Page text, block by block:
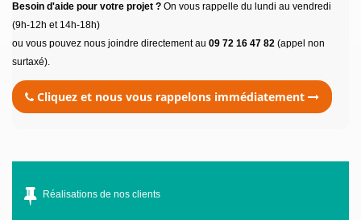
Besoin d'aide pour votre projet ? On vous rappelle du lundi au vendredi
(9h-12h et 14h-18h)
ou vous pouvez nous joindre directement au 09 72 16 47 82 (appel non
surtaxé).
Cliquez et nous vous rappelons immédiatement
Réalisations de nos clients